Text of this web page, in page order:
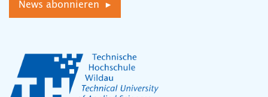
News abonnieren ▸